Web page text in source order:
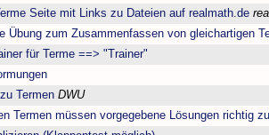
Seite mit Links zu Dateien auf realmath.de
Übung zum Zusammenfassen von gleichartigen
für Terme ==> "Trainer"
Termen DWU
Termen müssen vorgegebene Lösungen richtig